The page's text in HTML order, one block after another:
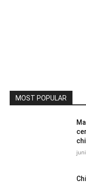
MOST POPULAR